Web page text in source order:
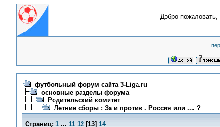
Добро пожаловать,
футбольный форум сайта 3-Liga.ru
основные разделы форума
Родительский комитет
Летние сборы : За и против . Россия или .... ?
Страниц: 1 ... 11 12[13] 14